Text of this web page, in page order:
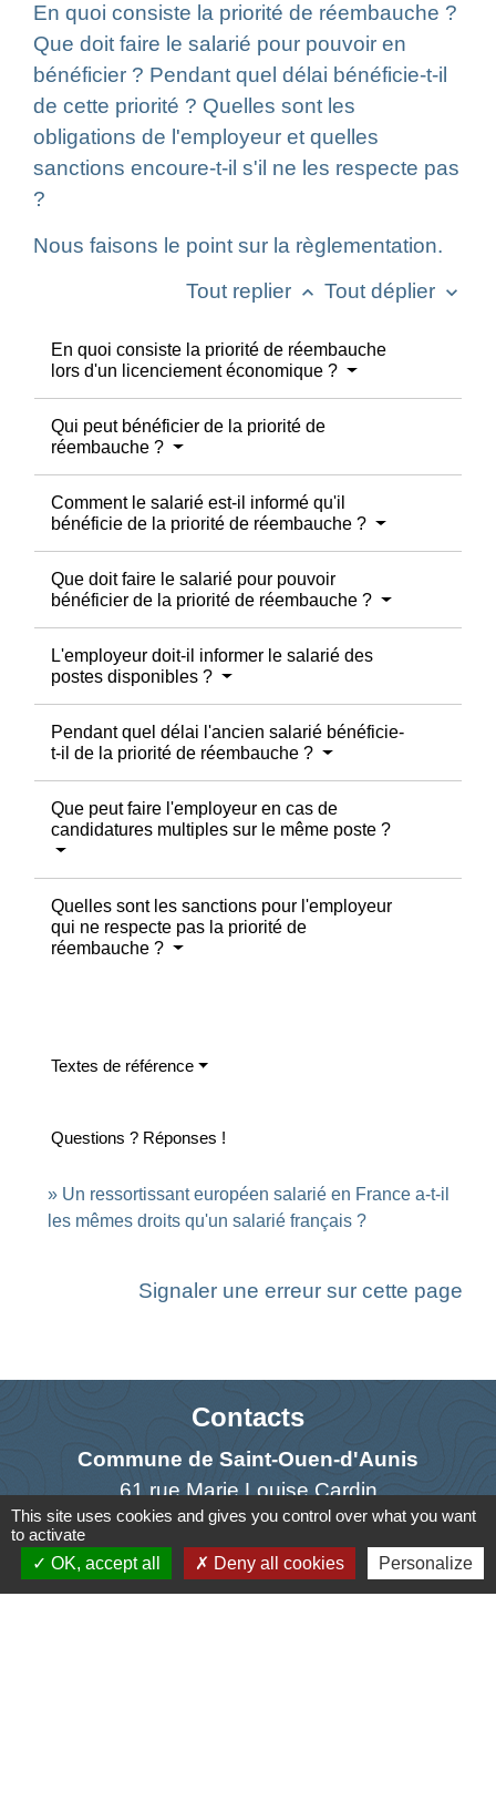
En quoi consiste la priorité de réembauche ?
Que doit faire le salarié pour pouvoir en
bénéficier ? Pendant quel délai bénéficie-t-il
de cette priorité ? Quelles sont les
obligations de l'employeur et quelles
sanctions encoure-t-il s'il ne les respecte pas
?
Nous faisons le point sur la règlementation.
Tout replier keyboard_arrow_up Tout déplier keyboard_arrow_down
En quoi consiste la priorité de réembauche
lors d'un licenciement économique ?
Qui peut bénéficier de la priorité de
réembauche ?
Comment le salarié est-il informé qu'il
bénéficie de la priorité de réembauche ?
Que doit faire le salarié pour pouvoir
bénéficier de la priorité de réembauche ?
L'employeur doit-il informer le salarié des
postes disponibles ?
Pendant quel délai l'ancien salarié bénéficie-
t-il de la priorité de réembauche ?
Que peut faire l'employeur en cas de
candidatures multiples sur le même poste ?
Quelles sont les sanctions pour l'employeur
qui ne respecte pas la priorité de
réembauche ?
Textes de référence
Questions ? Réponses !
Un ressortissant européen salarié en France a-t-il
les mêmes droits qu'un salarié français ?
Signaler une erreur sur cette page
Contacts
Commune de Saint-Ouen-d'Aunis
61 rue Marie Louise Cardin
17230 Saint-Ouen-d'Aunis - FRANCE
+33 5 46 01 40 64
Contact par formulaire
This site uses cookies and gives you control over what you want
to activate
OK, accept all
Deny all cookies Personalize